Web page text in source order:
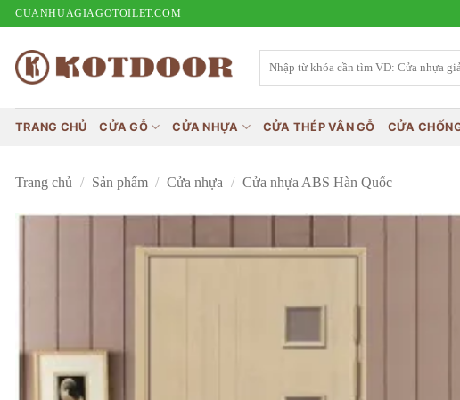
Bỏ
dung
CUANHUAGIAGOTOILET.COM
kiếm:
TRANG CHỦ CỬA GỖ CỬA NHỰA CỬA THÉP VÂN GỖ CỬA
Trang chủ / Sản phẩm / Cửa nhựa / Cửa nhựa ABS Hàn Quốc